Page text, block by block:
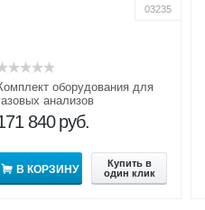
03235
оборудования для
анализов
КГА-2-1
840 руб.
В КОРЗИНУ
Купить в
один клик